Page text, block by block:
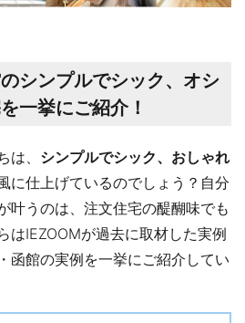
シンプルでシック、オシ
一挙にご紹介！
、 シンプルでシック、おしゃれ
に仕上げているのでしょう？自分
叶うのは、注文住宅の醍醐味でも
はIEZOOMが過去に取材した実例
函館の実例を一挙にご紹介してい